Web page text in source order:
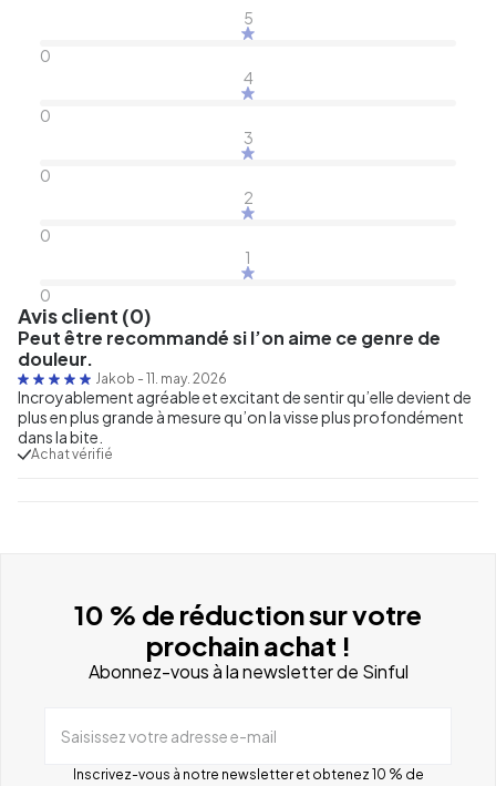
5
0
4
0
3
0
2
0
1
0
Avis client (0)
Peut être recommandé si l’on aime ce genre de
douleur.
Jakob - 11. may. 2026
Incroyablement agréable et excitant de sentir qu’elle devient de
plus en plus grande à mesure qu’on la visse plus profondément
dans la bite.
Achat vérifié
10 % de réduction sur votre
prochain achat !
Abonnez-vous à la newsletter de Sinful
Saisissez votre adresse e-mail
Inscrivez-vous à notre newsletter et obtenez 10 % de